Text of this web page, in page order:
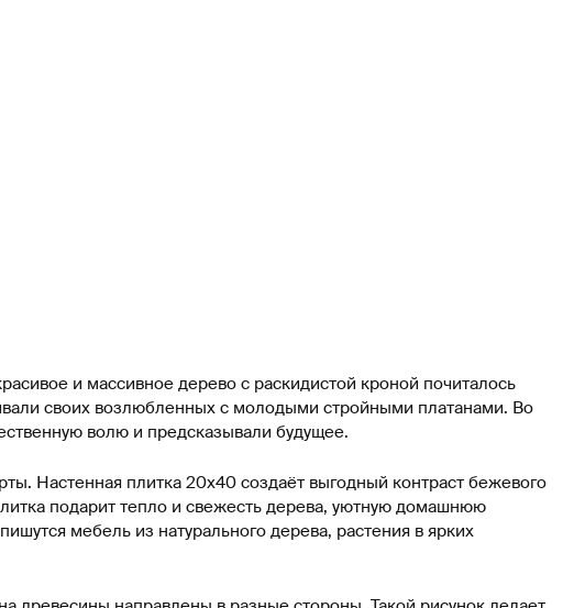
и массивное дерево с раскидистой кроной почиталось
своих возлюбленных с молодыми стройными платанами. Во
волю и предсказывали будущее.
Настенная плитка 20х40 создаёт выгодный контраст бежевого
подарит тепло и свежесть дерева, уютную домашнюю
мебель из натурального дерева, растения в ярких